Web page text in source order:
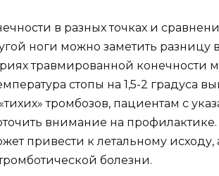
в разных точках и
ноги можно заметить разницу
травмированной конечности
стопы на 1,5-2 градуса
тромбозов, пациентам с
внимание на
привести к летальному исходу,
болезни.